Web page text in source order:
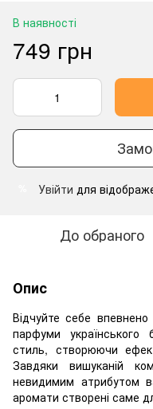
В наявності
749 грн
Увійти для
До обраного
Опис
Відчуйте себе
парфуми українського
стиль, створюючи
Завдяки вишуканій
невидимим атрибутом
аромати створені саме